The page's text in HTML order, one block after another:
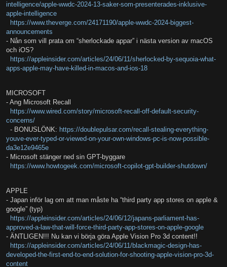
intelligence/apple-wwdc-2024-13-saker-som-presenterades-inklusive-
apple-intelligence
https://www.theverge.com/24171190/apple-wwdc-2024-biggest-
announcements
- Nån som vill prata om “sherlockade appar” i nästa version av macOS
och iOS?
https://appleinsider.com/articles/24/06/11/sherlocked-by-sequoia-what-
apps-apple-may-have-killed-in-macos-and-ios-18
MICROSOFT
- Ang Microsoft Recall
https://www.wired.com/story/microsoft-recall-off-default-security-
concerns/
- BONUSLÖNK: https://doublepulsar.com/recall-stealing-everything-
youve-ever-typed-or-viewed-on-your-own-windows-pc-is-now-possible-
da3e12e9465e
- Microsoft stänger ned sin GPT-byggare
https://www.howtogeek.com/microsoft-copilot-gpt-builder-shutdown/
APPLE
- Japan inför lag om att man måste ha “third party app stores on apple &
google” (typ)
https://appleinsider.com/articles/24/06/12/japans-parliament-has-
approved-a-law-that-will-force-third-party-app-stores-on-apple-google
- ÄNTLIGEN!!! Nu kan vi börja göra Apple Vision Pro 3d content!!
https://appleinsider.com/articles/24/06/11/blackmagic-design-has-
developed-the-first-end-to-end-solution-for-shooting-apple-vision-pro-3d-
content